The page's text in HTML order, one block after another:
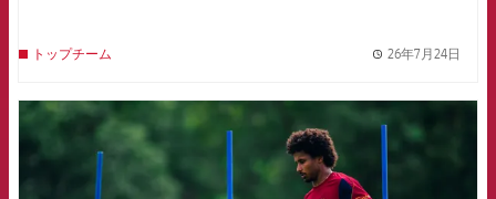
トップチーム 26年7月24日
FCB Barcelona badge